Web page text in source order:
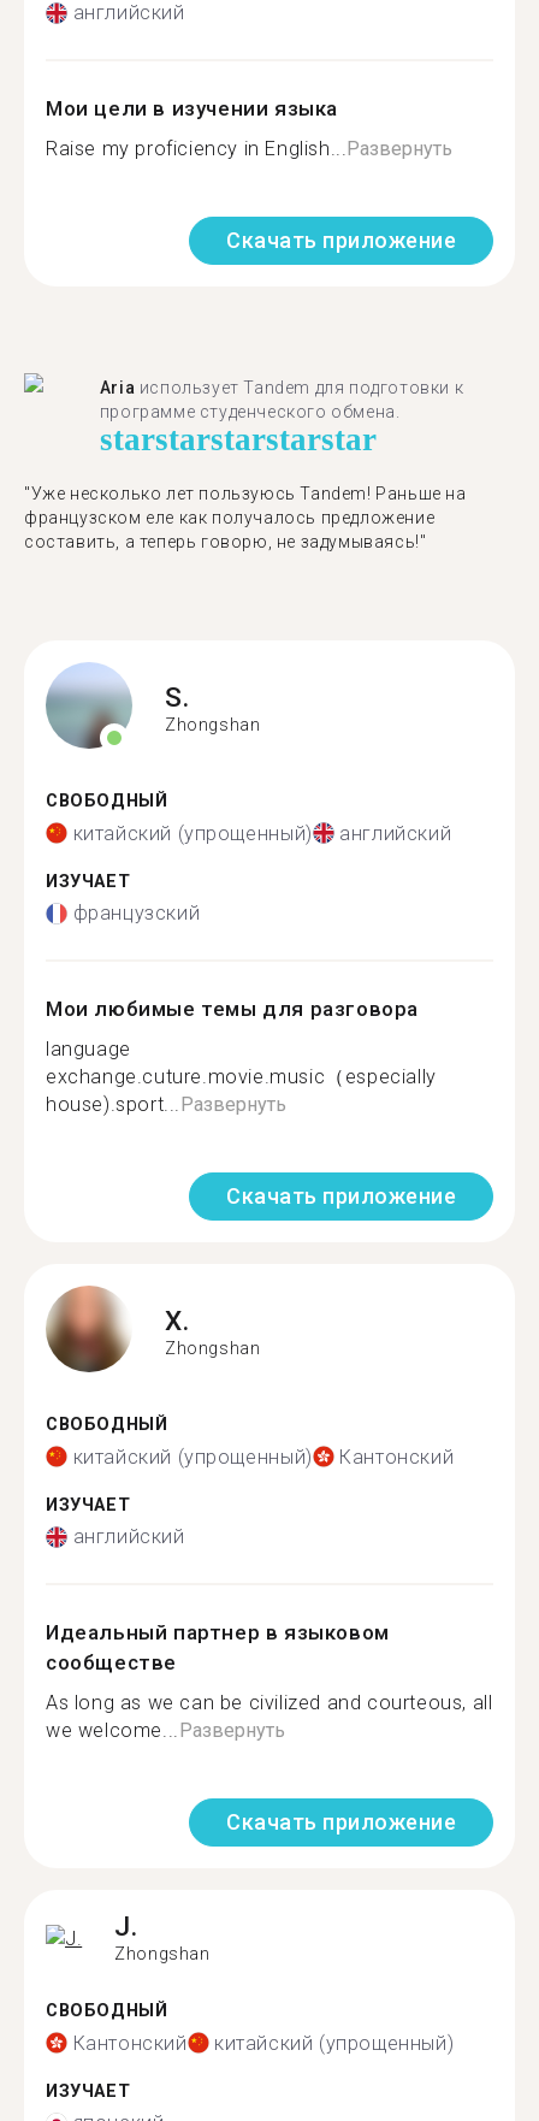
английский
Мои цели в изучении языка
Raise my proficiency in English...Развернуть
Скачать приложение
Aria использует Tandem для подготовки к
программе студенческого обмена.
starstarstarstarstar
"​​Уже несколько лет пользуюсь Tandem! Раньше на
французском еле как получалось предложение
составить, а теперь говорю, не задумываясь!"
S.
Zhongshan
СВОБОДНЫЙ
китайский (упрощенный) английский
ИЗУЧАЕТ
французский
Мои любимые темы для разговора
language
exchange.cuture.movie.music（especially
house).sport...Развернуть
Скачать приложение
X.
Zhongshan
СВОБОДНЫЙ
китайский (упрощенный) Кантонский
ИЗУЧАЕТ
английский
Идеальный партнер в языковом
сообществе
As long as we can be civilized and courteous, all
we welcome...Развернуть
Скачать приложение
J.
Zhongshan
СВОБОДНЫЙ
Кантонский китайский (упрощенный)
ИЗУЧАЕТ